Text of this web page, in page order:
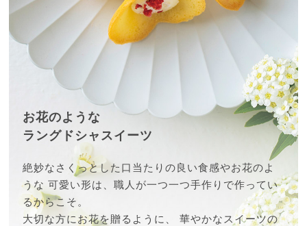
お花のような
ラングドシャスイーツ
絶妙なさくっとした口当たりの良い食感やお花のよ
うな 可愛い形は、職人が一つ一つ手作りで作ってい
るからこそ。
大切な方にお花を贈るように、
華やかなスイーツの